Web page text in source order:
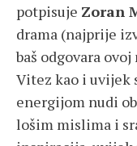
potpisuje Zoran
drama (najprije
baš odgovara
Vitez kao i uvijek
energijom nudi
lošim mislima i